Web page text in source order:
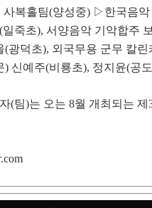
사복홀팀(양성중) ▷ 한국음
(일죽초), 서양음악 기악합주
(광덕초), 외국무용 군무 칼린
) 신예주(비룡초), 정지윤(공
(팀)는 오는 8월 개최되는 제